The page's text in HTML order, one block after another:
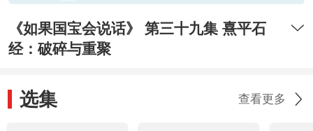
《如果国宝会说话》 第三十九集 熹平石
经：破碎与重聚
选集 查看更多